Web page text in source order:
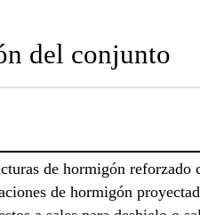
del conjunto
de hormigón reforzado
de hormigón